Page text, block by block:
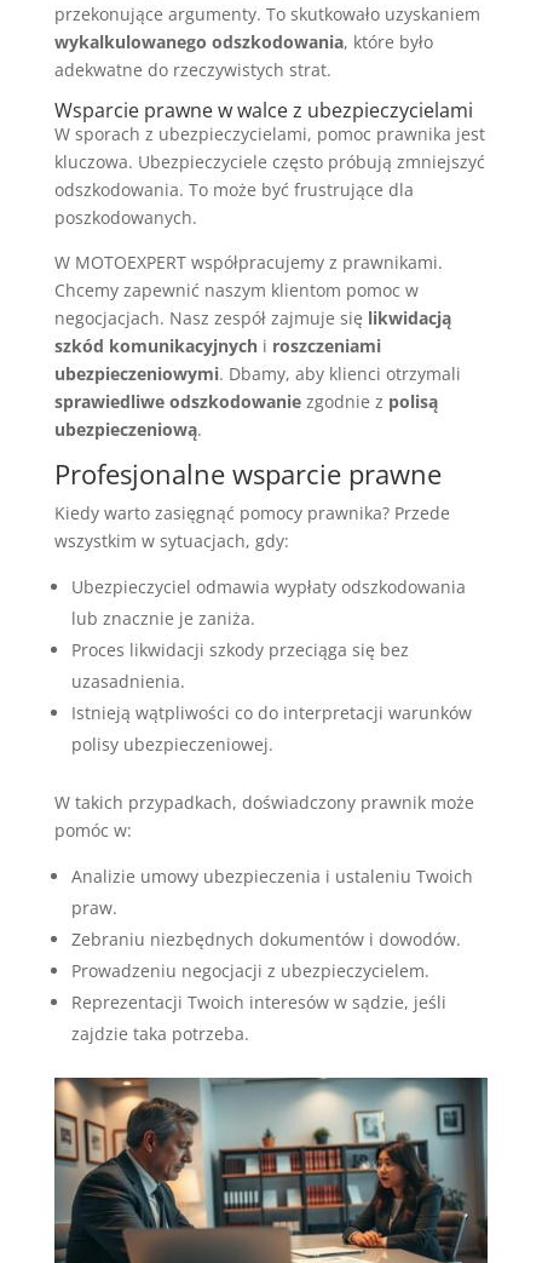
przekonujące argumenty. To skutkowało uzyskaniem
wykalkulowanego odszkodowania, które było
adekwatne do rzeczywistych strat.
Wsparcie prawne w walce z ubezpieczycielami
W sporach z ubezpieczycielami, pomoc prawnika jest
kluczowa. Ubezpieczyciele często próbują zmniejszyć
odszkodowania. To może być frustrujące dla
poszkodowanych.
W MOTOEXPERT współpracujemy z prawnikami.
Chcemy zapewnić naszym klientom pomoc w
negocjacjach. Nasz zespół zajmuje się likwidacją
szkód komunikacyjnychi roszczeniami
ubezpieczeniowymi. Dbamy, aby klienci otrzymali
sprawiedliwe odszkodowaniezgodnie z polisą
ubezpieczeniową.
Profesjonalne wsparcie prawne
Kiedy warto zasięgnąć pomocy prawnika? Przede
wszystkim w sytuacjach, gdy:
Ubezpieczyciel odmawia wypłaty odszkodowania
lub znacznie je zaniża.
Proces likwidacji szkody przeciąga się bez
uzasadnienia.
Istnieją wątpliwości co do interpretacji warunków
polisy ubezpieczeniowej.
W takich przypadkach, doświadczony prawnik może
pomóc w:
Analizie umowy ubezpieczenia i ustaleniu Twoich
praw.
Zebraniu niezbędnych dokumentów i dowodów.
Prowadzeniu negocjacji z ubezpieczycielem.
Reprezentacji Twoich interesów w sądzie, jeśli
zajdzie taka potrzeba.